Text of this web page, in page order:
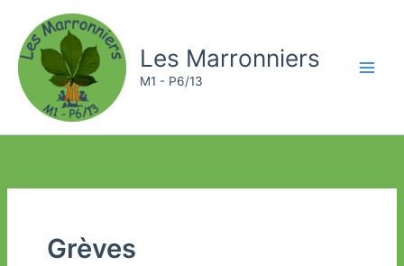
contenu
Les Marronniers
M1 - P6/13
Grèves